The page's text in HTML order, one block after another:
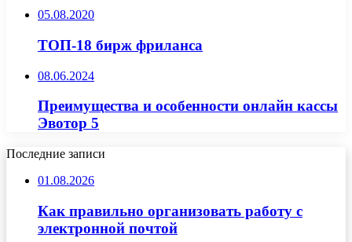
05.08.2020
ТОП-18 бирж фриланса
08.06.2024
Преимущества и особенности онлайн кассы
Эвотор 5
Последние записи
01.08.2026
Как правильно организовать работу с
электронной почтой